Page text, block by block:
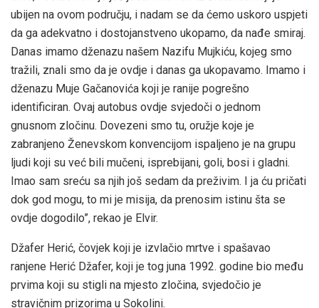
ubijen na ovom području, i nadam se da ćemo uskoro uspjeti
da ga adekvatno i dostojanstveno ukopamo, da nađe smiraj.
Danas imamo dženazu našem Nazifu Mujkiću, kojeg smo
tražili, znali smo da je ovdje i danas ga ukopavamo. Imamo i
dženazu Muje Gačanovića koji je ranije pogrešno
identificiran. Ovaj autobus ovdje svjedoči o jednom
gnusnom zločinu. Dovezeni smo tu, oružje koje je
zabranjeno Ženevskom konvencijom ispaljeno je na grupu
ljudi koji su već bili mučeni, isprebijani, goli, bosi i gladni.
Imao sam sreću sa njih još sedam da preživim. I ja ću pričati
dok god mogu, to mi je misija, da prenosim istinu šta se
ovdje dogodilo”, rekao je Elvir.
Džafer Herić, čovjek koji je izvlačio mrtve i spašavao
ranjene Herić Džafer, koji je tog juna 1992. godine bio među
prvima koji su stigli na mjesto zločina, svjedočio je
stravičnim prizorima u Sokolini.